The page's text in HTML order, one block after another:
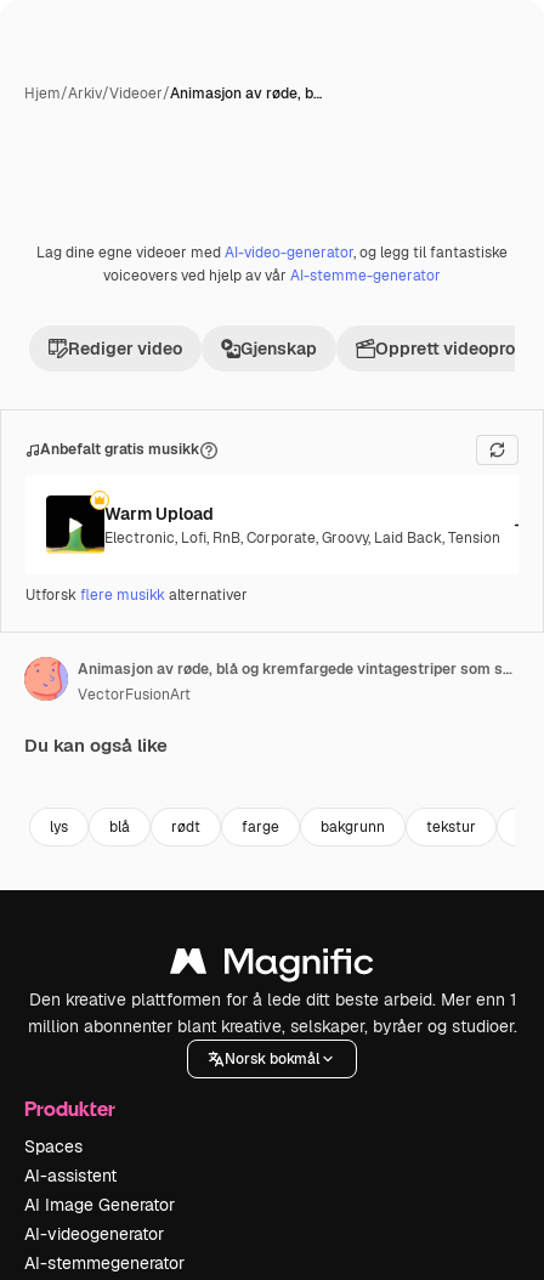
Hjem/Arkiv/Videoer/Animasjon av røde, b…
PremiumAI-generert
Lag dine egne videoer medAI-video-generator, og legg til fantastiske
voiceovers ved hjelp av vår AI-stemme-generator
Rediger video Gjenskap Opprett
Anbefalt gratis musikk
Warm Upload
Electronic, Lofi, RnB,Corporate,Groovy, Laid Back,Tension
Utforskflere musikkalternativer
Animasjon av røde, blå og kremfargede vintagestriper som snurrer i en sømløs loop
VectorFusionArt
Du kan også like
lys blå rødt farge bakgrunn tekstur
Den kreative plattformen for å lede ditt beste arbeid. Mer enn 1
million abonnenter blant kreative, selskaper, byråer og studioer.
Norsk bokmål
Produkter
Spaces
AI-assistent
AI Image Generator
AI-videogenerator
AI-stemmegenerator